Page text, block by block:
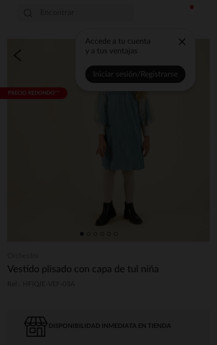
Accede a tu cuenta
y a tus ventajas
Iniciar sesión/Registrarse
PRECIO REDONDO**
Vestido plisado con capa de tul niña
DISPONIBILIDAD INMEDIATA EN TIENDA